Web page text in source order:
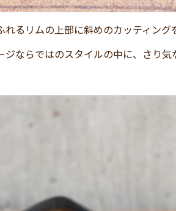
れるリムの上部に斜めのカッティン
ジならではのスタイルの中に、さり気